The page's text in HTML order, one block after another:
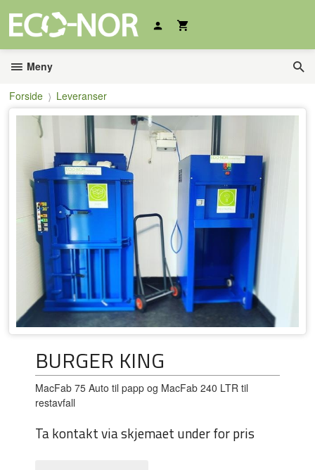
innholdet
Meny
Forside Leveranser
BURGER KING
MacFab 75 Auto til papp og MacFab 240 LTR til
restavfall
Ta kontakt via skjemaet under for pris